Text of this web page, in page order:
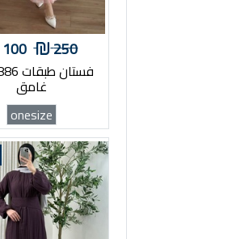
250
100
غامق
onesize